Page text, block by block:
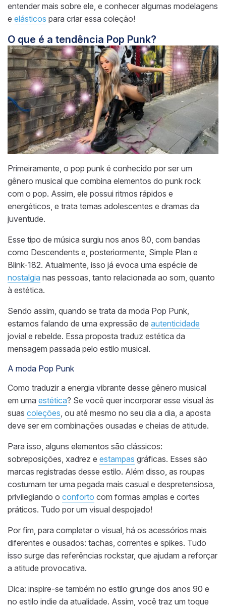
entender mais sobre ele, e conhecer algumas modelagens
e elásticos para criar essa coleção!
O que é a tendência Pop Punk?
Primeiramente, o pop punk é conhecido por ser um
gênero musical que combina elementos do punk rock
com o pop. Assim, ele possui ritmos rápidos e
energéticos, e trata temas adolescentes e dramas da
juventude.
Esse tipo de música surgiu nos anos 80, com bandas
como Descendents e, posteriormente, Simple Plan e
Blink-182. Atualmente, isso já evoca uma espécie de
nostalgia nas pessoas, tanto relacionada ao som, quanto
à estética.
Sendo assim, quando se trata da moda Pop Punk,
estamos falando de uma expressão de autenticidade
jovial e rebelde. Essa proposta traduz estética da
mensagem passada pelo estilo musical.
A moda Pop Punk
Como traduzir a energia vibrante desse gênero musical
em uma estética? Se você quer incorporar esse visual às
suas coleções, ou até mesmo no seu dia a dia, a aposta
deve ser em combinações ousadas e cheias de atitude.
Para isso, alguns elementos são clássicos:
sobreposições, xadrez e estampas gráficas. Esses são
marcas registradas desse estilo. Além disso, as roupas
costumam ter uma pegada mais casual e despretensiosa,
privilegiando o conforto com formas amplas e cortes
práticos. Tudo por um visual despojado!
Por fim, para completar o visual, há os acessórios mais
diferentes e ousados: tachas, correntes e spikes. Tudo
isso surge das referências rockstar, que ajudam a reforçar
a atitude provocativa.
Dica: inspire-se também no estilo grunge dos anos 90 e
no estilo indie da atualidade. Assim, você traz um toque